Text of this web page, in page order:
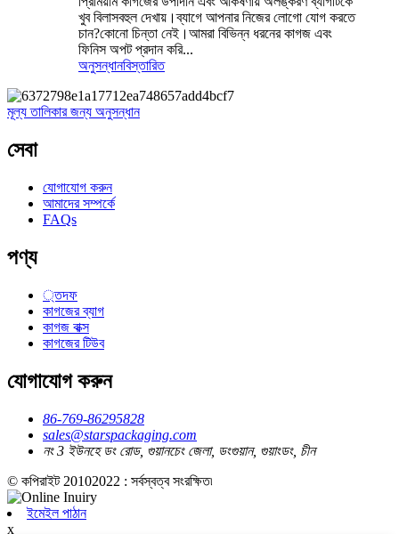
খুব বিলাসবহুল দেখায়।ব্যাগে আপনার নিজের লোগো যোগ করতে
চান?কোনো চিন্তা নেই।আমরা বিভিন্ন ধরনের কাগজ এবং
ফিনিস অপট প্রদান করি...
অনুসন্ধানবিস্তারিত
মূল্য তালিকার জন্য অনুসন্ধান
সেবা
যোগাযোগ করুন
আমাদের সম্পর্কে
FAQs
পণ্য
্তদফ
কাগজের ব্যাগ
কাগজ বাক্স
কাগজের টিউব
যোগাযোগ করুন
86-769-86295828
sales@starspackaging.com
নং 3 ইউনহে ডং রোড, গুয়ানচেং জেলা, ডংগুয়ান, গুয়াংডং, চীন
© কপিরাইট 20102022 : সর্বস্বত্ব সংরক্ষিত৷
ইমেইল পাঠান
x